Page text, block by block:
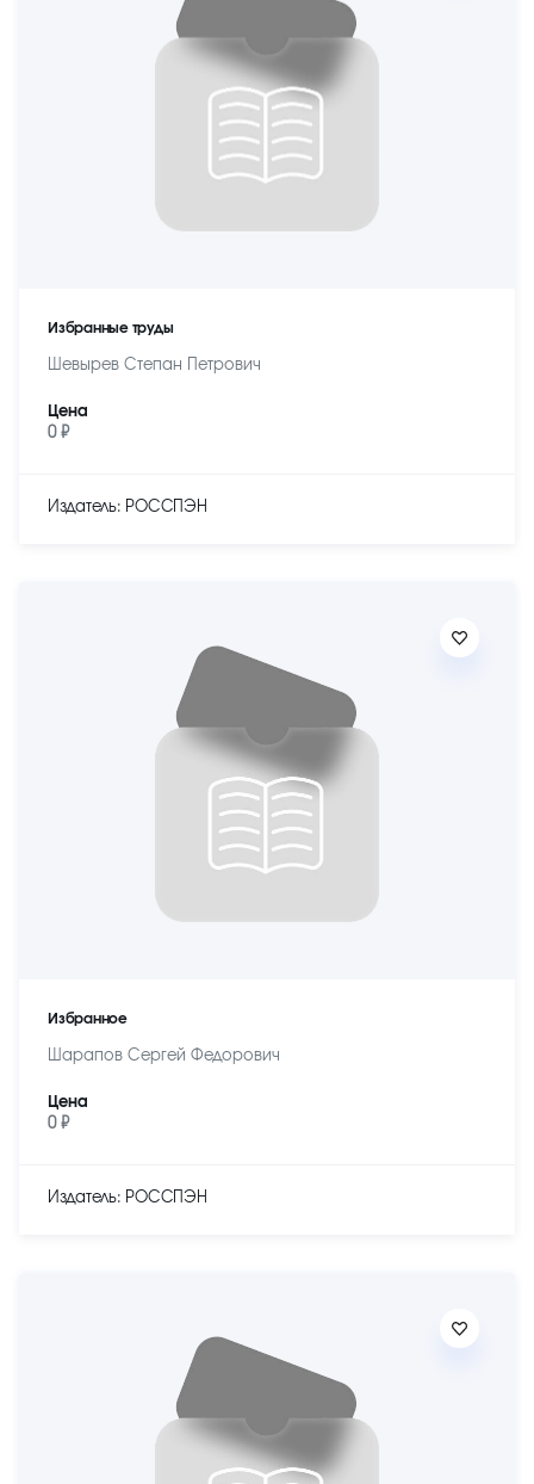
Избранные труды
Шевырев Степан Петрович
Цена
0 ₽
Издатель: РОССПЭН
Избранное
Шарапов Сергей Федорович
Цена
0 ₽
Издатель: РОССПЭН